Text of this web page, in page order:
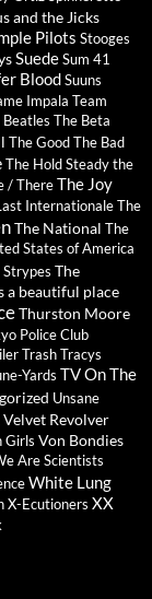
and the Jicks
Pilots Stooges
SuedeSum 41
BloodSuuns
Impala Team
Beatles The Beta
The Good The Bad
The Hold Steadythe
/ ThereThe Joy
InternationaleThe
The National The
States of America
Strypes The
a beautiful place
Thurston Moore
Police Club
Trash Tracys
Yards TV On The
Unsane
Velvet Revolver
Girls Von Bondies
Are Scientists
White Lung
X-Ecutioners XX